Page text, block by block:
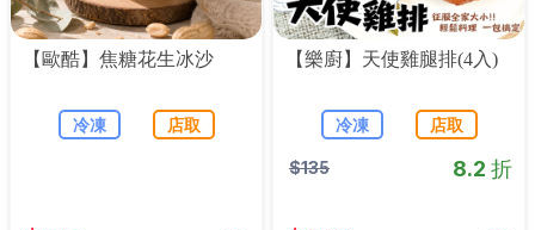
【歐酷】焦糖花生冰沙
冷凍 店取
【樂廚】天使雞腿排(4入)
冷凍 店取
$135 8.2 折